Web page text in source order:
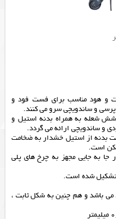
و هود مناسب برای فست فود و
پرسی و ساندویچی سرو می کنند.
شش شعله به همراه بدنه استیل و
و ساندویچی ارائه می گردد.
بدنه از استیل خشدار به ضخامت
در جا به جایی مجهز به چرخ های پلی
تشکیل شده است.
می باشد و هم چنین به شکل ثابت ،